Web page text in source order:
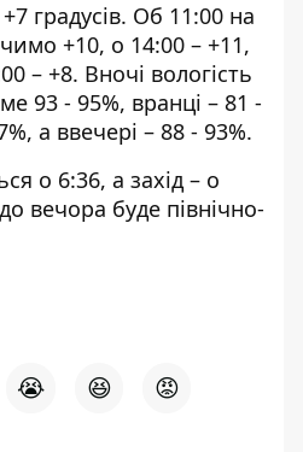
градусів. Об 11:00 на
+10, о 14:00 – +11,
– +8. Вночі вологість
93 - 95%, вранці – 81 -
а ввечері – 88 - 93%.
о 6:36, а захід – о
вечора буде північно-
😭 😆 😡